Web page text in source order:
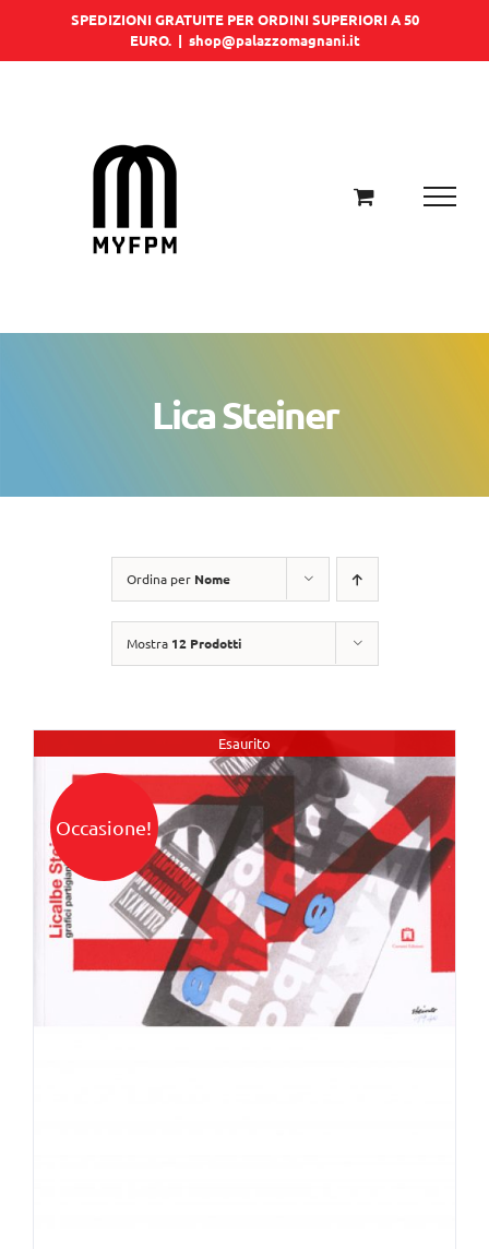
SPEDIZIONI GRATUITE PER ORDINI SUPERIORI A 50
EURO. | shop@palazzomagnani.it
Lica Steiner
Ordina per Nome
Mostra 12 Prodotti
Esaurito
Occasione!